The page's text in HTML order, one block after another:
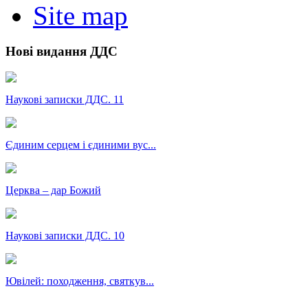
Site map
Нові видання ДДС
Наукові записки ДДС. 11
Єдиним серцем і єдиними вус...
Церква – дар Божий
Наукові записки ДДС. 10
Ювілей: походження, святкув...